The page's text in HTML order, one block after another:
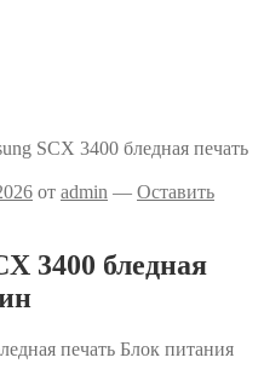
SCX 3400 бледная печать
от admin — Оставить
3400 бледная